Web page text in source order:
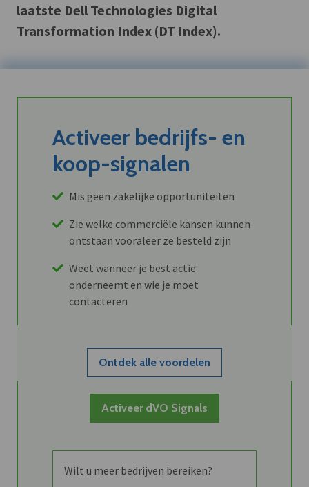
laatste Dell Technologies Digital
Transformation Index (DT Index).
Activeer bedrijfs- en
koop-signalen
Mis geen zakelijke opportuniteiten
Zie welke commerciële kansen kunnen
ontstaan vooraleer ze besteld zijn
Weet wanneer je best actie
onderneemt en wie je moet
contacteren
Ontdek alle voordelen
Activeer dVO Signals
Wilt u meer bedrijven bereiken?